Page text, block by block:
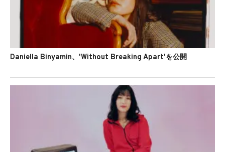
Daniella Binyamin、'Without Breaking Apart'を公開